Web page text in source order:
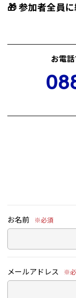
🎁 参加者全員
お電
お名前 ※必須
メールアドレス ※